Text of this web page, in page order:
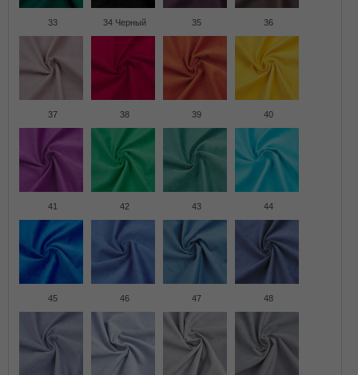
33 34 Черный 35 36
37 38 39 40
41 42 43 44
45 46 47 48